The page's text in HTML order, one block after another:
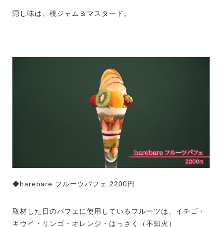
隠し味は、桃ジャム＆マスタード。
◆harebare フルーツパフェ 2200円
取材した日のパフェに使用しているフルーツは、イチゴ・
キウイ・リンゴ・オレンジ・はっさく（不知火）